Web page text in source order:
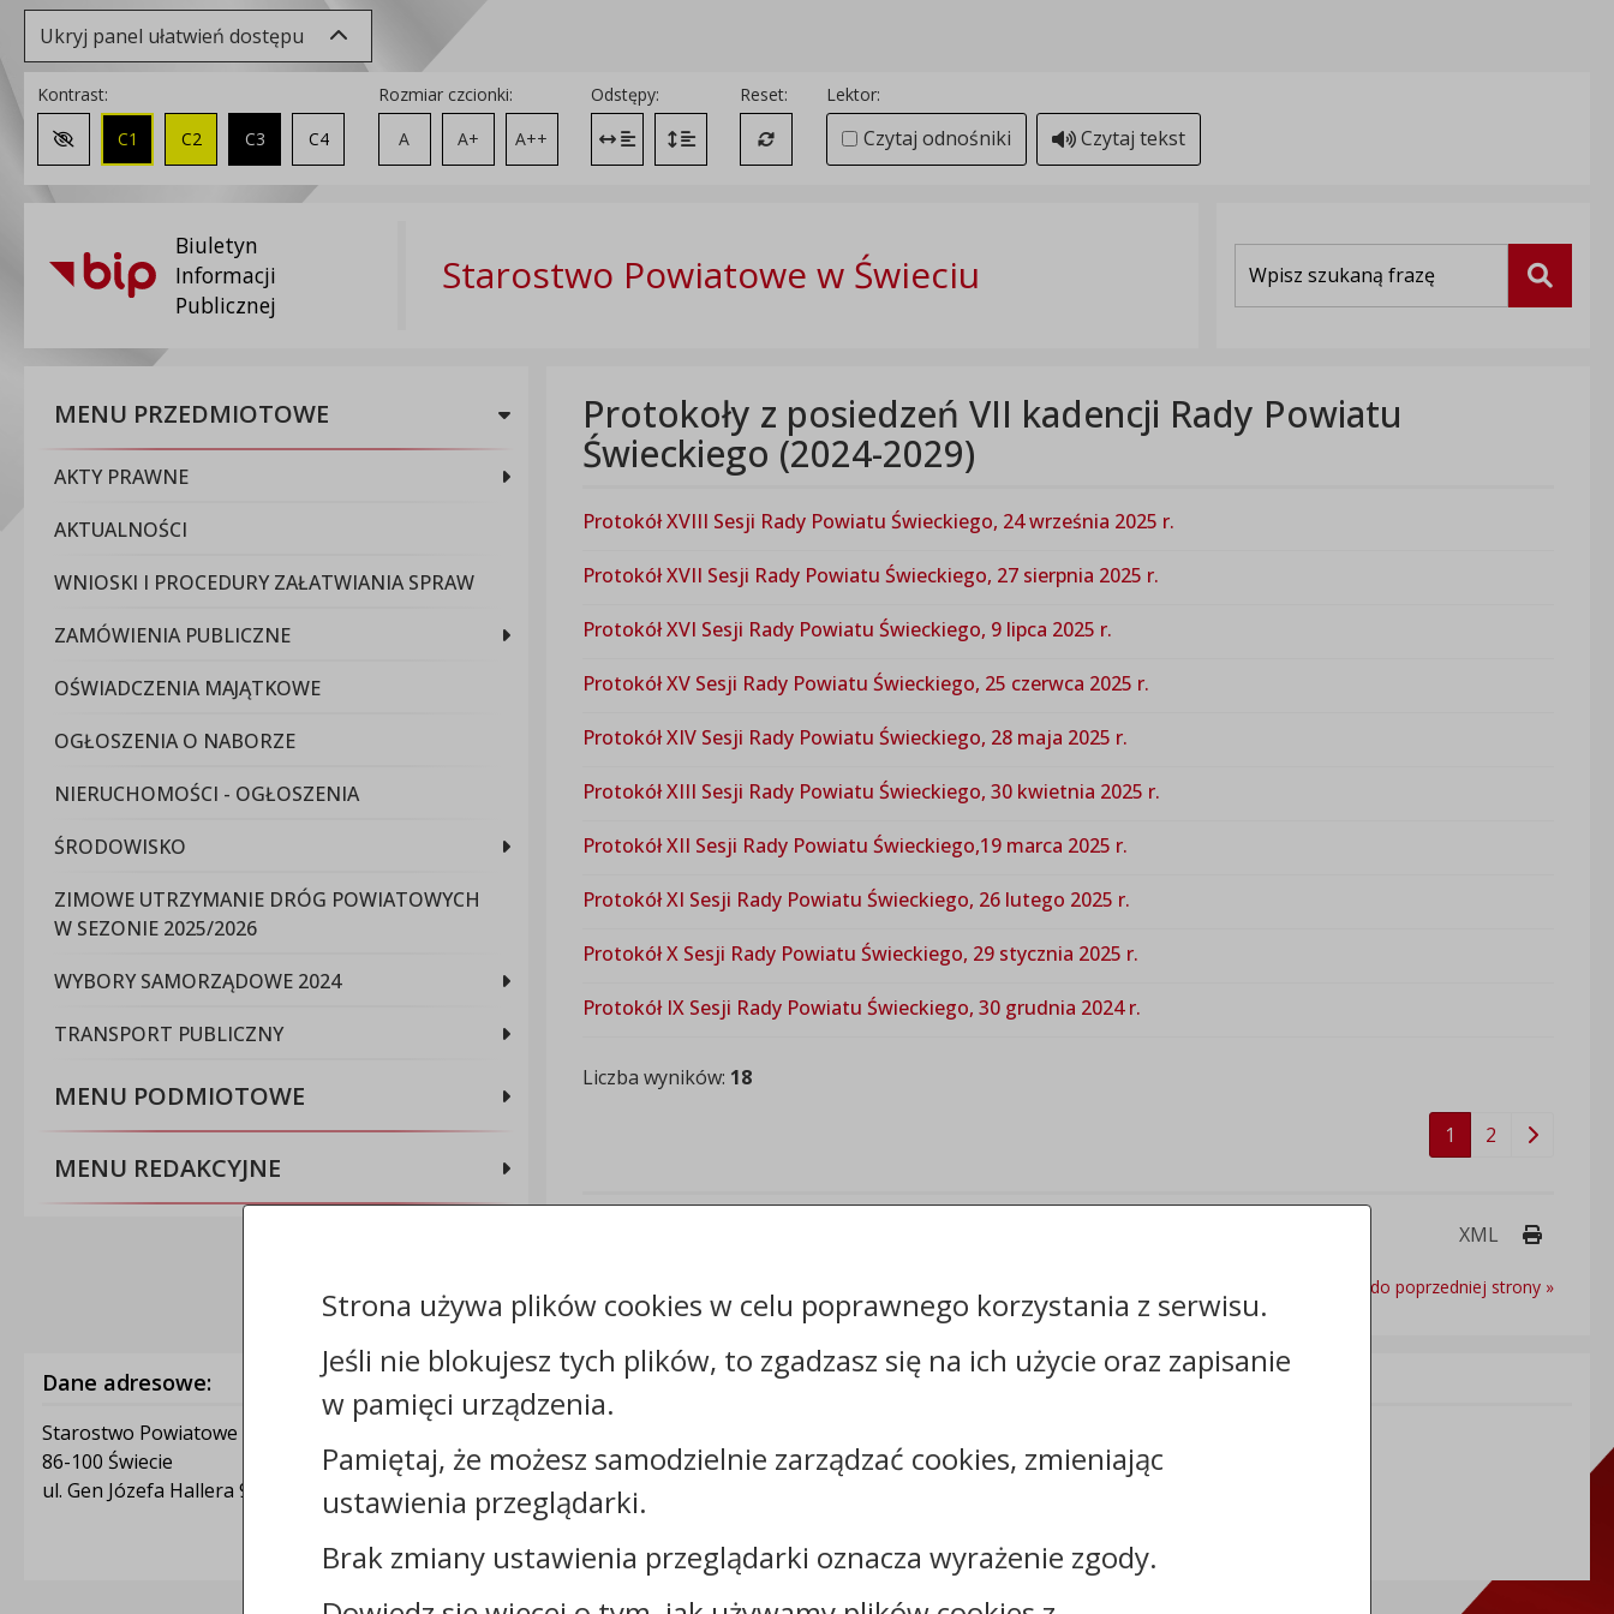
Ukryj panel ułatwień dostępu
Kontrast:
Zmień kontrast na domyślny
C1 C2 C3 C4
Rozmiar czcionki:
A
A+ A++
Odstępy:
Zmień odstęp między literami
Zmień interlinię i margines między paragrafami
Reset:
Przywróć ustawienia domyślne
Lektor:
Czytaj odnośniki Czytaj tekst
Biuletyn
Informacji
Publicznej
Starostwo Powiatowe w Świeciu Szukaj
MENU PRZEDMIOTOWE
AKTY PRAWNE
AKTUALNOŚCI
WNIOSKI I PROCEDURY ZAŁATWIANIA SPRAW
ZAMÓWIENIA PUBLICZNE
OŚWIADCZENIA MAJĄTKOWE
OGŁOSZENIA O NABORZE
NIERUCHOMOŚCI - OGŁOSZENIA
ŚRODOWISKO
ZIMOWE UTRZYMANIE DRÓG POWIATOWYCH
W SEZONIE 2025/2026
WYBORY SAMORZĄDOWE 2024
TRANSPORT PUBLICZNY
MENU PODMIOTOWE
MENU REDAKCYJNE
Protokoły z posiedzeń VII kadencji Rady Powiatu
Świeckiego (2024-2029)
Protokół XVIII Sesji Rady Powiatu Świeckiego, 24 września 2025 r.
Protokół XVII Sesji Rady Powiatu Świeckiego, 27 sierpnia 2025 r.
Protokół XVI Sesji Rady Powiatu Świeckiego, 9 lipca 2025 r.
Protokół XV Sesji Rady Powiatu Świeckiego, 25 czerwca 2025 r.
Protokół XIV Sesji Rady Powiatu Świeckiego, 28 maja 2025 r.
Protokół XIII Sesji Rady Powiatu Świeckiego, 30 kwietnia 2025 r.
Protokół XII Sesji Rady Powiatu Świeckiego,19 marca 2025 r.
Protokół XI Sesji Rady Powiatu Świeckiego, 26 lutego 2025 r.
Protokół X Sesji Rady Powiatu Świeckiego, 29 stycznia 2025 r.
Protokół IX Sesji Rady Powiatu Świeckiego, 30 grudnia 2024 r.
Liczba wyników: 18
1 2
XML Drukuj
Powrót do poprzedniej strony »
Dane adresowe:
Starostwo Powiatowe w Świeciu
86-100 Świecie
ul. Gen Józefa Hallera 9
Kontakt:
faks: +48525683102
e-mail: sekretariat@csw.pl
skrytka ePUAP: /CSW/SkrytkaESP
strona www:www.csw.pl
Informacje dodatkowe:
REGON: 092361539
Strona używa plików cookies w celu poprawnego korzystania z serwisu.
Jeśli nie blokujesz tych plików, to zgadzasz się na ich użycie oraz zapisanie
w pamięci urządzenia.
Pamiętaj, że możesz samodzielnie zarządzać cookies, zmieniając
ustawienia przeglądarki.
Brak zmiany ustawienia przeglądarki oznacza wyrażenie zgody.